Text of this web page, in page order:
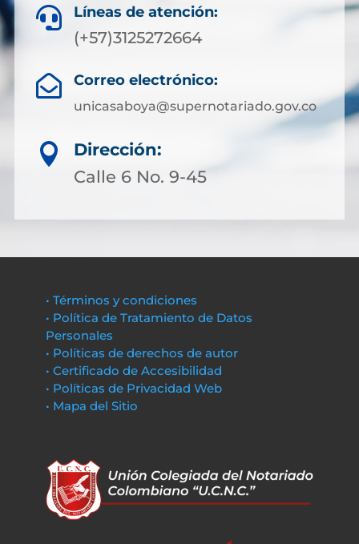
 Líneas de atención:
(+57)3125272664
 Correo electrónico:
unicasaboya@supernotariado.gov.co

Dirección:
Calle 6 No. 9-45
• Términos y condiciones
• Política de Tratamiento de Datos
Personales
• Políticas de derechos de autor
• Certificado de Accesibilidad
• Políticas de Privacidad Web
• Mapa del Sitio